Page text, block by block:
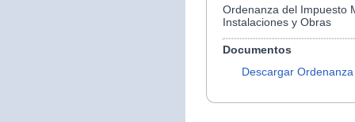
Ordenanza del Impuesto
Instalaciones y Obras
Documentos
Descargar Ordenanza